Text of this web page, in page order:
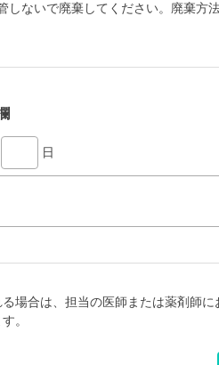
しないで廃棄してください。廃棄方
日
場合は、担当の医師または薬剤師
。